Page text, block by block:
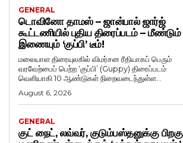
GENERAL
டொவினோ தாமஸ் – ஜான்பால் ஜார்ஜ்
கூட்டணியில் புதிய திரைப்படம் – மீண்டும்
இணையும் ‘குப்பி’ டீம்!
மலையாள திரையுலகில் விமர்சன ரீதியாகப் பெரும்
வரவேற்பைப் பெற்ற ‘குப்பி’ (Guppy) திரைப்படம்
வெளியாகி 10 ஆண்டுகள் நிறைவடைந்துள்ள...
August 6, 2026
GENERAL
குட் நைட், லவ்வர், குடும்பஸ்தனுக்கு பிறகு